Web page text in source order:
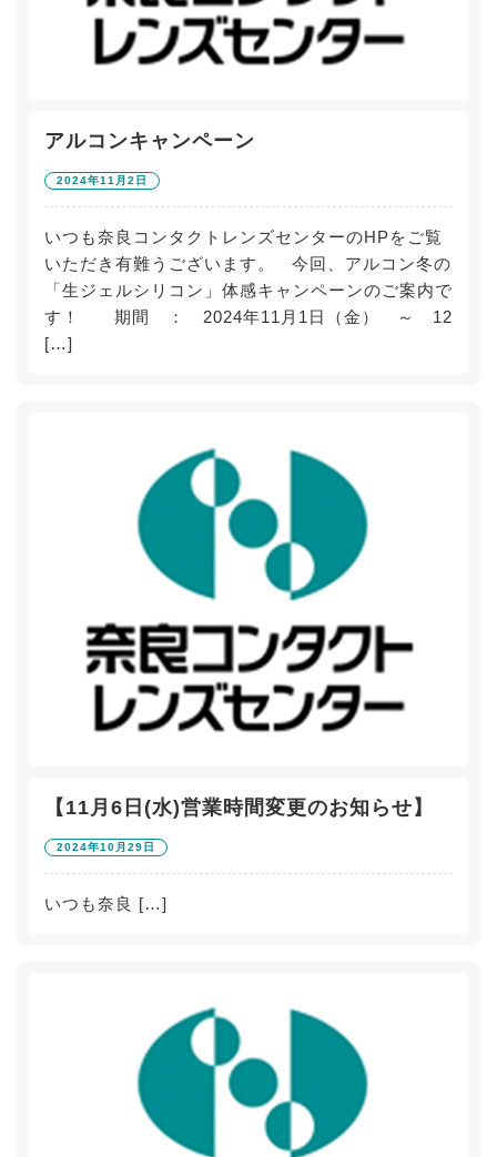
アルコンキャンペーン
2024年11月2日
いつも奈良コンタクトレンズセンターのHPをご覧
いただき有難うございます。 今回、アルコン冬の
「生ジェルシリコン」体感キャンペーンのご案内で
す！ 期間 ： 2024年11月1日（金） ～ 12
[…]
【11月6日(水)営業時間変更のお知らせ】
2024年10月29日
いつも奈良 […]